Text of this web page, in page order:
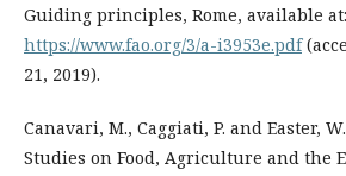
Guiding principles, Rome, available at:
https://www.fao.org/3/a-i3953e.pdf
21, 2019).
Canavari, M., Caggiati, P. and Easter,
Studies on Food, Agriculture and the